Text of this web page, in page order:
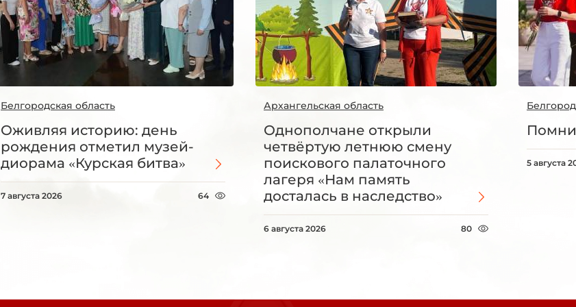
Белгородская область
Оживляя историю: день
рождения отметил музей-
диорама «Курская битва»
7 августа 2026 64
Архангельская область
Однополчане открыли
четвёртую летнюю смену
поискового палаточного
лагеря «Нам память
досталась в наследство»
6 августа 2026 80
5 августа